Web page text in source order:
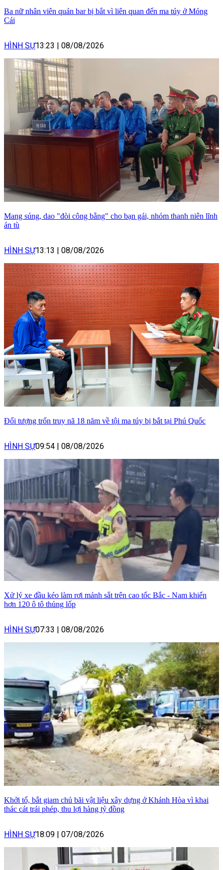
Ba nữ nhân viên quán bar bị bắt vì liên quan đến ma túy ở Móng
Cái
HÌNH SỰ13:23 | 08/08/2026
Mang súng, dao "đòi công bằng" cho bạn gái, nhóm thanh niên lĩnh
án tù
HÌNH SỰ13:13 | 08/08/2026
Đối tượng trốn truy nã 18 năm về tội ma túy bị bắt tại Phú Quốc
HÌNH SỰ09:54 | 08/08/2026
Xử lý xe đầu kéo làm rơi mảnh sắt trên cao tốc Bắc - Nam khiến
hơn 120 ô tô thủng lốp
HÌNH SỰ07:33 | 08/08/2026
Khởi tố, bắt giam chủ bãi vật liệu xây dựng ở Khánh Hòa vì khai
thác cát trái phép, thu lợi hàng tỷ đồng
HÌNH SỰ18:09 | 07/08/2026